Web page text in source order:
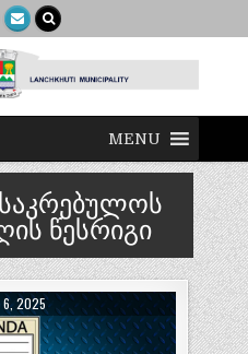
MENU
საკრებულოს
წესრიგი
2025